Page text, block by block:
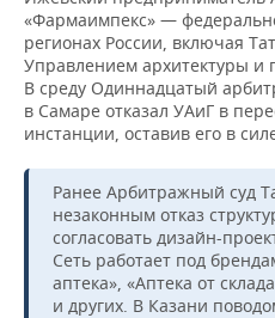
«Фармаимпекс» —
регионах России, включая
Управлением архитектуры и
В среду Одиннадцатый
в Самаре отказал УАиГ в
инстанции, оставив его в
Ранее Арбитражный суд
незаконным отказ
согласовать дизайн-
Сеть работает под
аптека», «Аптека от
и других. В Казани